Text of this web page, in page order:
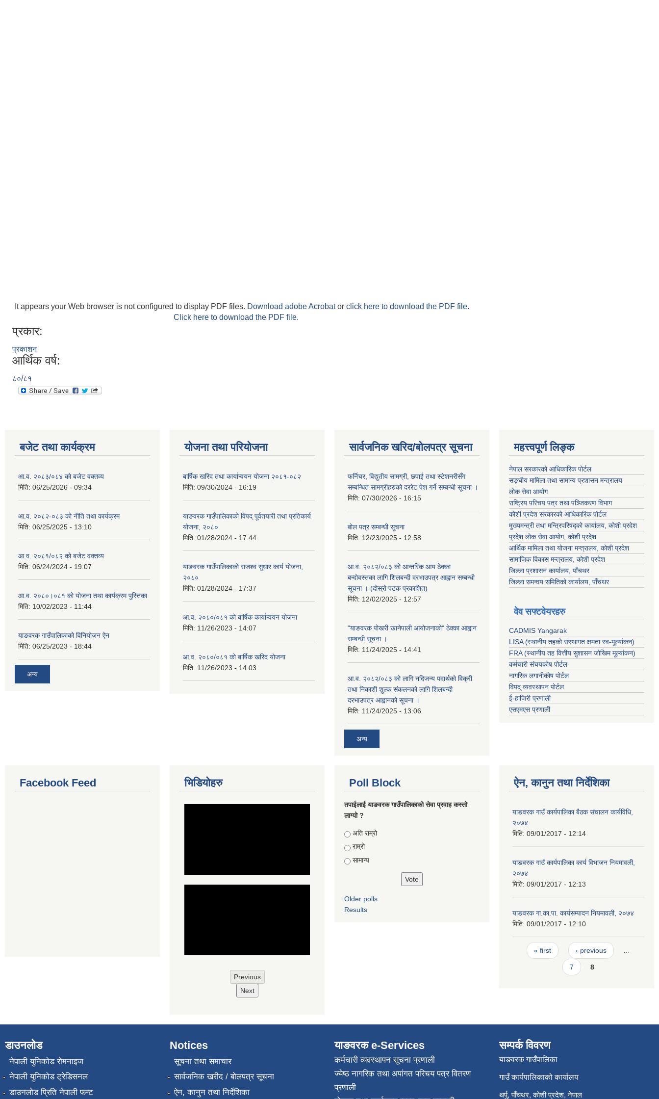
It appears your Web browser is not configured to display PDF files. Download adobe Acrobator click here to download the PDF file.
Click here to download the PDF file.
प्रकार:
प्रकाशन
आर्थिक वर्ष:
८०/८१
बजेट तथा कार्यक्रम
आ.व. २०८३/०८४ को बजेट वक्तव्य
मिति: 06/25/2026 - 09:34
आ.व. २०८२-०८३ को नीति तथा कार्यक्रम
मिति: 06/25/2025 - 13:10
आ.व. २०८१/०८२ को बजेट वक्तव्य
मिति: 06/24/2024 - 19:07
आ.व. २०८०।०८१ को योजना तथा कार्यक्रम पुस्तिका
मिति: 10/02/2023 - 11:44
याङवरक गाउँपालिकाको विनियोजन ऐन
मिति: 06/25/2023 - 18:44
अन्य
योजना तथा परियोजना
बार्षिक खरिद तथा कार्यान्वयन योजना २०८१-०८२
मिति: 09/30/2024 - 16:19
याङवरक गाउँपालिकाको विपद् पूर्वतयारी तथा प्रतिकार्य
योजना, २०८०
मिति: 01/28/2024 - 17:44
याङवरक गाउँपालिकाको राजश्व सुधार कार्य योजना,
२०८०
मिति: 01/28/2024 - 17:37
आ.व. २०८०/०८१ को बार्षिक कार्यान्वयन योजना
मिति: 11/26/2023 - 14:07
आ.व. २०८०/०८१ को बार्षिक खरिद योजना
मिति: 11/26/2023 - 14:03
सार्वजनिक खरिद/बोलपत्र सूचना
फर्निचर, विद्युतीय सामग्री, छपाई तथा स्टेशनरीसँग
सम्बन्धित सामग्रीहरुको दररेट पेश गर्ने सम्बन्धी सूचना ।
मिति: 07/30/2026 - 16:15
बोल पत्र सम्बन्धी सूचना
मिति: 12/23/2025 - 12:58
आ.व. २०८२/०८३ को आन्तरिक आय ठेक्का
बन्दोवस्तका लागि शिलबन्दी दरभाउपत्र आह्वान सम्बन्धी
सूचना । (दोस्रो पटक प्रकाशित)
मिति: 12/02/2025 - 12:57
"याङवरक पोखरी खानेपाली आयोजनाको" ठेक्का आह्वान
सम्बन्धी सूचना ।
मिति: 11/24/2025 - 14:41
आ.व. २०८२/०८३ को लागि नदिजन्य पदार्थको विक्री
तथा निकाशी शुल्क संकलनको लागि शिलबन्दी
दरभाउपत्र आह्वानको सूचना ।
मिति: 11/24/2025 - 13:06
अन्य
महत्त्वपूर्ण लिङ्क
नेपाल सरकारको आधिकारिक पोर्टल
सङ्‍घीय मामिला तथा सामान्य प्रशासन मन्त्रालय
लोक सेवा आयोग
राष्ट्रिय परिचय पत्र तथा पञ्जिकरण विभाग
कोशी प्रदेश सरकारको आधिकारिक पोर्टल
मुख्यमन्त्री तथा मन्त्रिपरिषद्को कार्यालय, कोशी प्रदेश
प्रदेश लोक सेवा आयोग, कोशी प्रदेश
आर्थिक मामिला तथा योजना मन्त्रालय, कोशी प्रदेश
सामाजिक विकास मन्त्रालय, कोशी प्रदेश
जिल्ला प्रशासन कार्यालय, पाँचथर
जिल्ला समन्वय समितिको कार्यालय, पाँचथर
वेव सफ्टवेयरहरु
CADMIS Yangarak
LISA (स्थानीय तहको संस्थागत क्षमता स्व-मूल्यांकन)
FRA (स्थानीय तह वित्तीय सुशासन जोखिम मूल्यांकन)
कर्मचारी संचयकोष पोर्टल
नागरिक लगानीकोष पोर्टल
विपद् व्यवस्थापन पोर्टल
ई-हाजिरी प्रणाली
एसएमएस प्रणाली
Facebook Feed भिडियोहरु
Previous
Next
Poll Block
तपाईलाई याङवरक गाउँपालिकाको सेवा प्रवाह कस्तो
लाग्यो ?
Choices
अति राम्रो
राम्रो
सामान्य
Older polls
Results
ऐन, कानुन तथा निर्देशिका
याङवरक गाउँ कार्यपालिका बैठक संचालन कार्यविधि,
२०७४
मिति: 09/01/2017 - 12:14
याङवरक गाउँ कार्यपालिका कार्य विभाजन नियमावली,
२०७४
मिति: 09/01/2017 - 12:13
याङवरक गा.का.पा. कार्यसम्पादन नियमावली, २०७४
मिति: 09/01/2017 - 12:10
Pages
« first ‹ previous
7 8
डाउनलोड
नेपाली युनिकोड रोमनाइज
नेपाली युनिकोड ट्रेडिसनल
डाउनलोड प्रिति नेपाली फन्ट
Notices
सूचना तथा समाचार
सार्वजनिक खरीद / बोलपत्र सूचना
ऐन, कानुन तथा निर्देशिका
याङवरक e-Services
कर्मचारी व्यवस्थापन सूचना प्रणाली
ज्येष्ठ नागरिक तथा अपांगत परिचय पत्र वितरण
प्रणाली
सम्पर्क विवरण
याङवरक गाउँपालिका
गाउँ कार्यपालिकाको कार्यालय
थर्पु, पाँचथर, कोशी प्रदेश, नेपाल